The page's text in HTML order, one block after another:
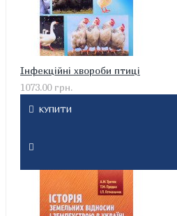
Інфекційні хвороби птиці
1073.00 грн.
КУПИТИ